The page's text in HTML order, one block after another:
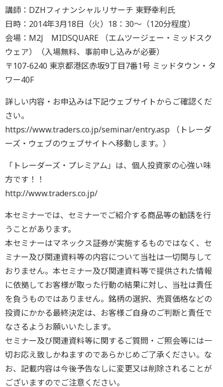
講師：DZHフィナンシャルリサーチ 東野幸利氏
日時：2014年3月18日（火）18：30～（120分程度）
会場：M2J MIDSQUARE （エムツージェー・ミッドスク
ウェア）（入場無料、事前申し込みが必要）
〒107-6240 東京都港区赤坂9丁目7番1号 ミッドタウン・タ
ワー40F
詳しい内容・お申込みは下記ウェブサイトからご確認くだ
さい。
https://www.traders.co.jp/seminar/entry.asp （トレーダ
ーズ・ウェブのウェブサイトへ移動します。）
「トレーダーズ・プレミアム」は、個人投資家の心強い味
方です！！
http://www.traders.co.jp/
本セミナーでは、セミナーでご紹介する商品等の勧誘を行
うことがあります。
本セミナーはマネックス証券が実施するものではなく、セ
ミナー及び関連資料等の内容について当社は一切関与して
おりません。本セミナー及び関連資料等で提供された情報
に依拠してお客様が取った行動の結果に対し、当社は責任
を負うものではありません。銘柄の選択、売買価格などの
投資にかかる最終決定は、お客様ご自身のご判断と責任で
なさるようお願いいたします。
セミナー及び関連資料等に関するご質問・ご照会等には一
切お応え致しかねますのであらかじめご了承ください。な
お、記載内容は今後予告なしに変更又は削除されることが
ございますのでご注意ください。